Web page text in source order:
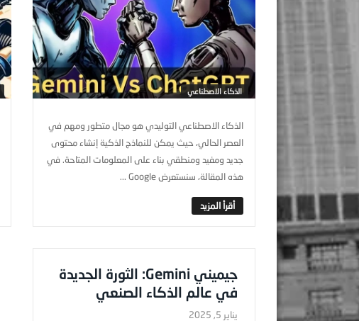
الذكاء الاصطناعي
الذكاء الاصطناعي التوليدي هو مجال متطور ومهم في
العصر الحالي، حيث يمكن للنماذج الذكية إنشاء محتوى
جديد ومفيد ومنطقي بناء على المعلومات المتاحة. في
هذه المقالة، سنستعرض Google ...
جيميني Gemini: الثورة الجديدة
في عالم الذكاء الصنعي
يناير 5, 2025